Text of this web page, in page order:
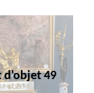
d'objet 49